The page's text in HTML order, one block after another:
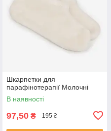
Шкарпетки для
парафінотерапії Молочні
В наявності
97,50 ₴ 195 ₴